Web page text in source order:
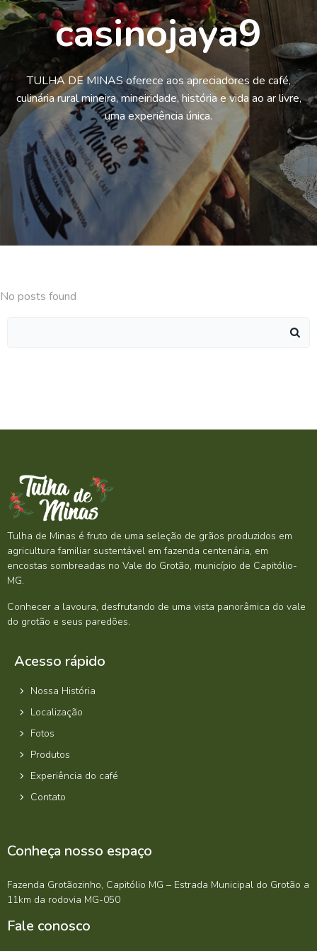
casinojaya9
TULHA DE MINAS oferece aos apreciadores de café,
culinária rural mineira, mineiridade, história e vida ao ar livre,
uma experiência única.
No posts found
Tulha de Minas é fruto de uma seleção de grãos produzidos em
agricultura familiar sustentável em fazenda centenária, em
encostas sombreadas no Vale do Grotão, município de Capitólio-
MG.
Conhecer a lavoura, desfrutando de uma vista panorâmica do vale
do grotão e seus paredões.
Acesso rápido
Nossa História
Localização
Fotos
Produtos
Experiência do café
Contato
Conheça nosso espaço
Fazenda Grotãozinho, Capitólio MG – Estrada Municipal do Grotão a
11km da rodovia MG-050
Fale conosco